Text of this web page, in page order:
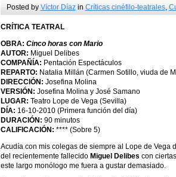
Posted by Víctor Díazin Críticas cinéfilo-teatrales,
CRÍTICA TEATRAL
OBRA: Cinco horas con Mario
AUTOR: Miguel Delibes
COMPAÑÍA: Pentación Espectáculos
REPARTO: Natalia Millán (Carmen Sotillo, viuda de
DIRECCIÓN: Josefina Molina
VERSIÓN: Josefina Molina y José Samano
LUGAR: Teatro Lope de Vega (Sevilla)
DÍA: 16-10-2010 (Primera función del día)
DURACIÓN: 90 minutos
CALIFICACIÓN: **** (Sobre 5)
Acudía con mis colegas de siempre al Lope de Vega
del recientemente fallecido Miguel Delibes con
este largo monólogo me fuera a gustar demasiado.